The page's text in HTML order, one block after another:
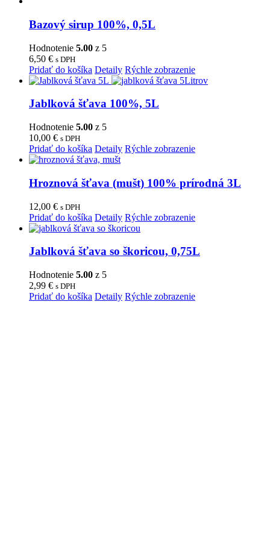
Bazový sirup 100%, 0,5L
Hodnotenie 5.00 z 5
6,50 € s DPH
Pridať do košíka Detaily Rýchle zobrazenie
Jablková šťava 100%, 5L
Hodnotenie 5.00 z 5
10,00 € s DPH
Pridať do košíka Detaily Rýchle zobrazenie
Hroznová šťava (mušt) 100% prírodná 3L
12,00 € s DPH
Pridať do košíka Detaily Rýchle zobrazenie
Jablková šťava so škoricou, 0,75L
Hodnotenie 5.00 z 5
2,99 € s DPH
Pridať do košíka Detaily Rýchle zobrazenie